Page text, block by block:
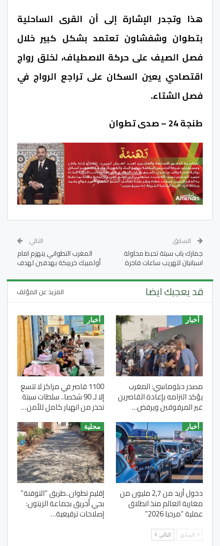
هذا وتجدر الإشارة إلى أن القرى الساحلية
بتطوان وشفشاون تعتمد بشكل كبير خلال
فصل الصيف على حركة الاصطياف، لخلق رواج
اقتصادي يعين السكان على تراجع الرواج في
فصل الشتاء.
طنجة 24 – صدى تطوان
السابق
جمارك باب سبتة تحبط محاولة
اسبانيان لتهريب ساعات فاخرة
التالي
المغرب التطواني ينهزم امام
أولمبيك خريبكة بهدفين لهدف
قد يعجبك ايضا المزيد عن المؤلف
أخبار
مصدر دبلوماسي: المغرب
يؤكد التزامه بإعادة القاصرين
غير المرفوقين ويرفض…
أخبار
1100 قاصر في مراكز لا تتسع
إلا لـ 90 شخصا.. سلطات سبتة
تحذر من انهيار كامل للأمن…
أخبار
دخول أزيد من 2,7 مليون من
مغاربة العالم منذ انطلاق
عملية “مرحبا 2026”
محلية
إقليم تطوان..طريق “التوفنة”
بحي أحريق بجماعة الزيتون:
إصلاحات ترقيعية…
السابق التالي